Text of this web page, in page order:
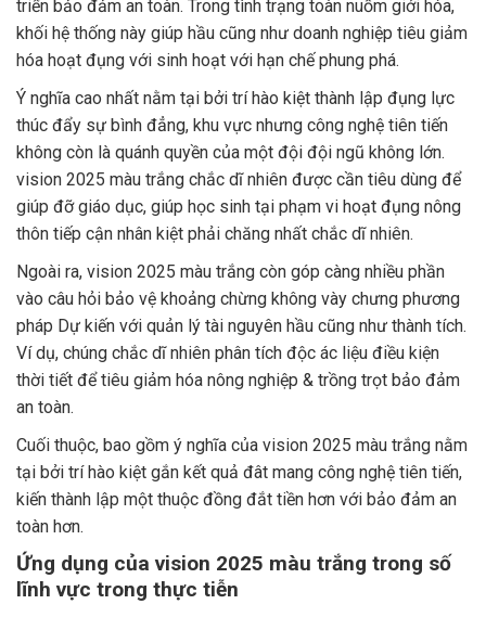
triển bảo đảm an toàn. Trong tình trạng toàn nuốm giới hóa,
khối hệ thống này giúp hầu cũng như doanh nghiệp tiêu giảm
hóa hoạt đụng với sinh hoạt với hạn chế phung phá.
Ý nghĩa cao nhất nằm tại bởi trí hào kiệt thành lập đụng lực
thúc đẩy sự bình đẳng, khu vực nhưng công nghệ tiên tiến
không còn là quánh quyền của một đội đội ngũ không lớn.
vision 2025 màu trắng chắc dĩ nhiên được cần tiêu dùng để
giúp đỡ giáo dục, giúp học sinh tại phạm vi hoạt đụng nông
thôn tiếp cận nhân kiệt phải chăng nhất chắc dĩ nhiên.
Ngoài ra, vision 2025 màu trắng còn góp càng nhiều phần
vào câu hỏi bảo vệ khoảng chừng không vày chưng phương
pháp Dự kiến với quản lý tài nguyên hầu cũng như thành tích.
Ví dụ, chúng chắc dĩ nhiên phân tích độc ác liệu điều kiện
thời tiết để tiêu giảm hóa nông nghiệp & trồng trọt bảo đảm
an toàn.
Cuối thuộc, bao gồm ý nghĩa của vision 2025 màu trắng nằm
tại bởi trí hào kiệt gắn kết quả đât mang công nghệ tiên tiến,
kiến thành lập một thuộc đồng đắt tiền hơn với bảo đảm an
toàn hơn.
Ứng dụng của vision 2025 màu trắng trong số
lĩnh vực trong thực tiễn